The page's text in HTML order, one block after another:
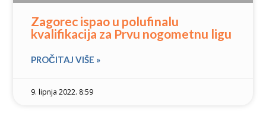
Zagorec ispao u polufinalu
kvalifikacija za Prvu nogometnu ligu
PROČITAJ VIŠE »
9. lipnja 2022. 8:59